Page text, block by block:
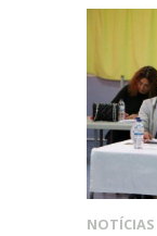
NOTÍCIAS